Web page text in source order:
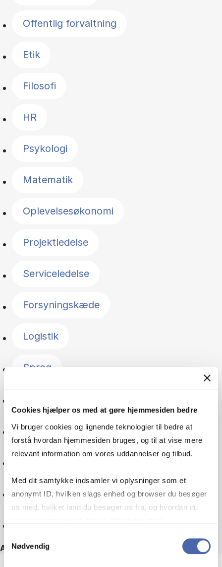
Cookies hjælper os med at gøre hjemmesiden bedre
Vi bruger cookies og lignende teknologier til bedre at
forstå hvordan hjemmesiden bruges, og til at vise mere
relevant information om vores uddannelser og tilbud.
Med dit samtykke indsamler vi oplysninger som et
anonymt ID, hvilken slags enhed og browser du besøger
os med, hvilket land du besøger os fra, og hvordan du
markedsføring. Du bestemmer selv - og kan altid trække
Nødvendig
Offentlig forvaltning
Etik
Filosofi
HR
Psykologi
Matematik
Oplevelsesøkonomi
Projektledelse
Serviceledelse
Forsyningskæde
Logistik
Sprog
Kultur
Virksomheder
Andre filtre